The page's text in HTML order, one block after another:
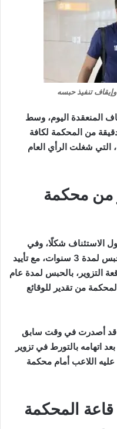
تنفيذ حبسه
المنعقدة اليوم، وسط
من المحكمة لكافة
التي شغلت الرأي العام
من محكمة
الاستئناف شكلًا، وفي
الموضوع قررت إيقاف تنفيذ عقوبة الحبس لمدة 3 سنوات، مع تأييد
التزوير، بالحبس لمدة عام
من تقدير للوقائع
قد أصدرت في وقت سابق
بالتورط في تزوير
اللاعب أمام محكمة
المحكمة